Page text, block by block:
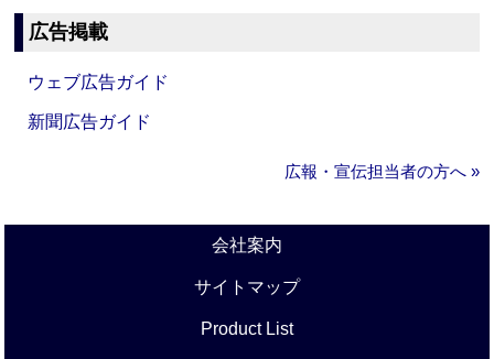
広告掲載
ウェブ広告ガイド
新聞広告ガイド
広報・宣伝担当者の方へ »
会社案内
サイトマップ
Product List